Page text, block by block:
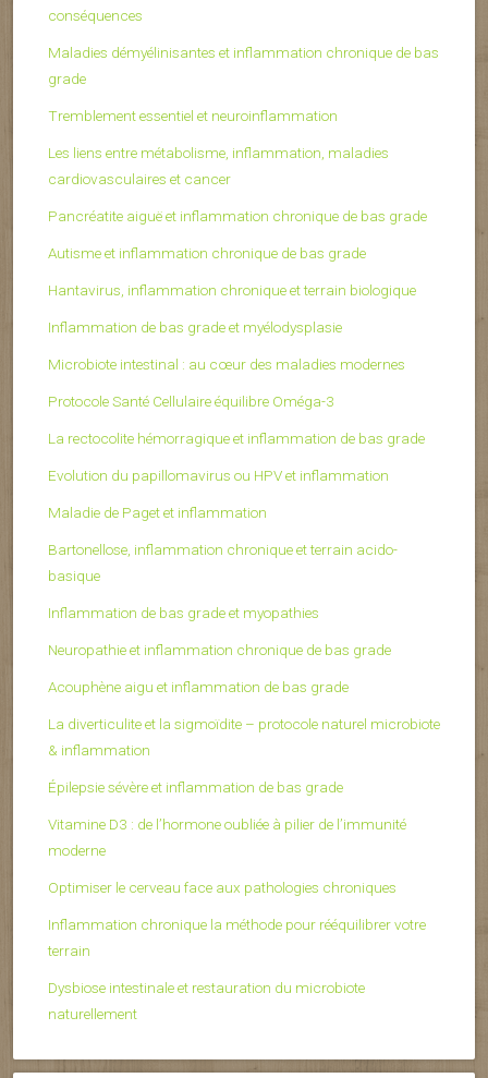
conséquences
Maladies démyélinisantes et inflammation chronique de bas
grade
Tremblement essentiel et neuroinflammation
Les liens entre métabolisme, inflammation, maladies
cardiovasculaires et cancer
Pancréatite aiguë et inflammation chronique de bas grade
Autisme et inflammation chronique de bas grade
Hantavirus, inflammation chronique et terrain biologique
Inflammation de bas grade et myélodysplasie
Microbiote intestinal : au cœur des maladies modernes
Protocole Santé Cellulaire équilibre Oméga-3
La rectocolite hémorragique et inflammation de bas grade
Evolution du papillomavirus ou HPV et inflammation
Maladie de Paget et inflammation
Bartonellose, inflammation chronique et terrain acido-
basique
Inflammation de bas grade et myopathies
Neuropathie et inflammation chronique de bas grade
Acouphène aigu et inflammation de bas grade
La diverticulite et la sigmoïdite – protocole naturel microbiote
& inflammation
Épilepsie sévère et inflammation de bas grade
Vitamine D3 : de l’hormone oubliée à pilier de l’immunité
moderne
Optimiser le cerveau face aux pathologies chroniques
Inflammation chronique la méthode pour rééquilibrer votre
terrain
Dysbiose intestinale et restauration du microbiote
naturellement